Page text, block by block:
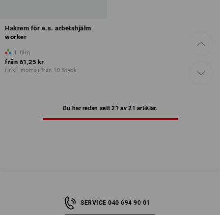
Hakrem för e.s. arbetshjälm
worker
1 färg
från 61,25 kr
(inkl. moms) från 10 Styck
Du har redan sett 21 av 21 artiklar.
SERVICE 040 694 90 01